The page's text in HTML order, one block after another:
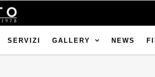
SERVIZI GALLERY NEWS